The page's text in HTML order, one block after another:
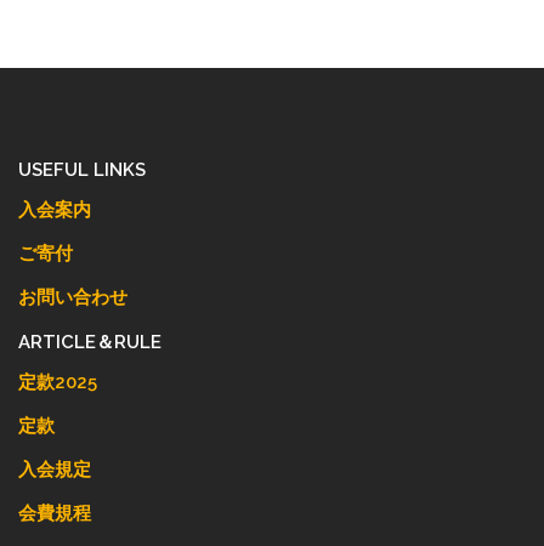
USEFUL LINKS
入会案内
ご寄付
お問い合わせ
ARTICLE＆RULE
定款2025
定款
入会規定
会費規程